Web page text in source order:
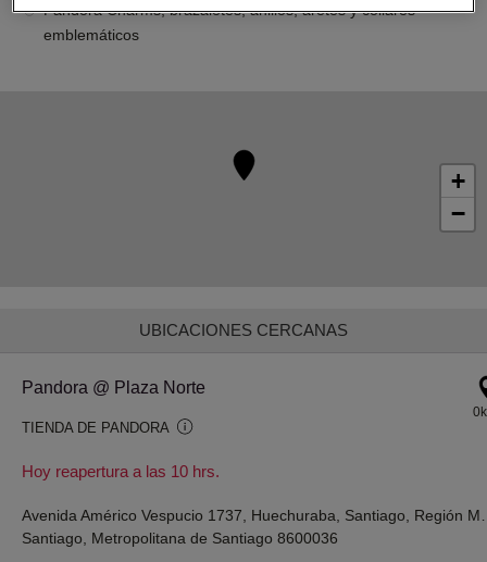
Pandora Charms, brazaletes, anillos, aretes y collares
emblemáticos
+
−
UBICACIONES CERCANAS
Pandora @ Plaza Norte
TIENDA DE PANDORA
Hoy reapertura a las 10 hrs.
Santiago, Metropolitana de Santiago 8600036